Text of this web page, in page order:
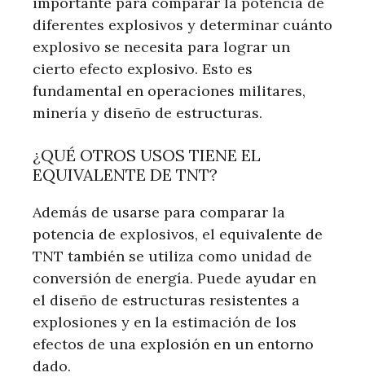
diferentes explosivos y determinar cuánto
explosivo se necesita para lograr un
cierto efecto explosivo. Esto es
fundamental en operaciones militares,
minería y diseño de estructuras.
¿QUÉ OTROS USOS TIENE EL
EQUIVALENTE DE TNT?
Además de usarse para comparar la
potencia de explosivos, el equivalente de
TNT también se utiliza como unidad de
conversión de energía. Puede ayudar en
el diseño de estructuras resistentes a
explosiones y en la estimación de los
efectos de una explosión en un entorno
dado.